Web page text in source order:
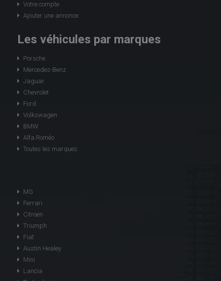
Votre compte
Ajouter une annonce
Les véhicules par marques
Porsche
Mercedes-Benz
Jaguar
Chevrolet
Ford
Volkswagen
BMW
Alfa Roméo
Toutes les marques
MG
Ferrari
Citroen
Triumph
Fiat
Austin Healey
Mini
Lancia